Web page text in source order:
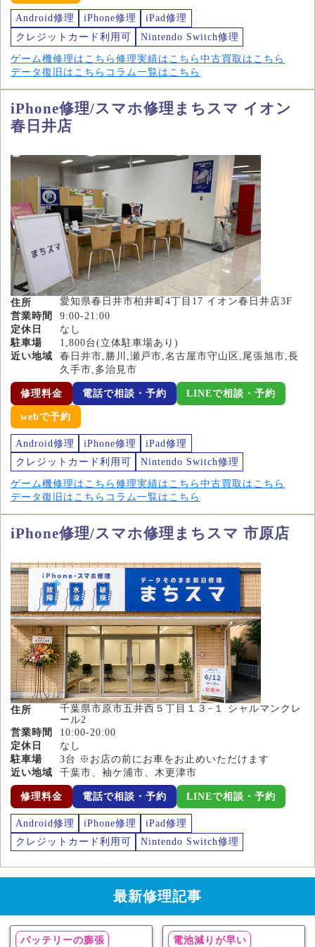
Android修理 iPhone修理
iPad修理
クレジットカード利用可
Nintendo Switch修理
ゲーム機修理はこちら 修理実績はこちら 中古買取はこちら
データ復旧はこちら コラム一覧はこちら
iPhone修理/スマホ修理まちスマ イオン
春日井店
住所
愛知県春日井市柏井町4丁目17 イオン春日井店3F
営業時間
9:00-21:00
定休日
なし
駐車場
1,800台(立体駐車場あり)
近い地域
春日井市,勝川,瀬戸市,名古屋市守山区,尾張旭市,長
久手市,多治見市
修理料金 電話で相談・予約 LINEで相談・予約
webで予約
Android修理 iPhone修理
iPad修理
クレジットカード利用可
Nintendo Switch修理
ゲーム機修理はこちら 修理実績はこちら 中古買取はこちら
データ復旧はこちら コラム一覧はこちら
iPhone修理/スマホ修理まちスマ 市原店
住所
千葉県市原市五井西５丁目１３−１ シャルマンクレ
ール2
営業時間
10:00-20:00
定休日
なし
駐車場
3台 ※お店の前にお車をお止めいただけます
近い地域
千葉市、袖ケ浦市、木更津市
修理料金 電話で相談・予約 LINEで相談・予約
Android修理 iPhone修理
iPad修理
クレジットカード利用可
Nintendo Switch修理
最新修理記事
バッテリーの膨張 電池減りが早い